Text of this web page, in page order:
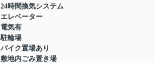
24時間換気システム
エレベーター
電気有
駐輪場
バイク置場あり
敷地内ごみ置き場